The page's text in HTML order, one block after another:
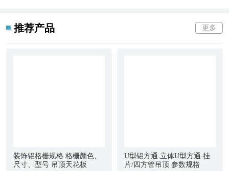
四,艺术天花尽显个性化
推荐产品 更多
装饰铝格栅规格 格栅颜色、
尺寸、型号 吊顶天花板
U型铝方通 立体U型方通 挂
片/四方管吊顶 参数规格